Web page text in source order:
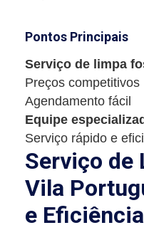
Pontos Principais
Serviço de limpa
Preços competitivos
Agendamento fácil
Equipe
Serviço rápido e
Serviço de
Vila
e Eficiência